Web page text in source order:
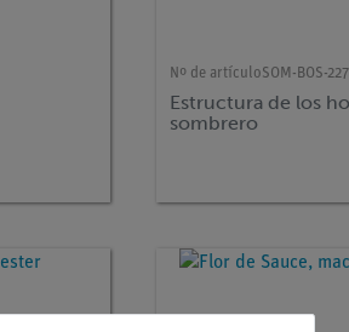
Nº de artículoSOM-BOS-227
Estructura de los
sombrero